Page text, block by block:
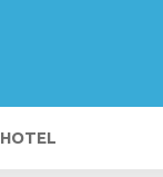
HOTEL